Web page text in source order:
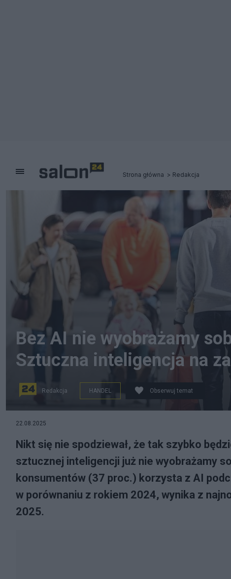
Strona główna Redakcja
Bez AI nie wyobrażamy
Sztuczna inteligencja na
Redakcja HANDEL Obserwuj temat
22.08.2025
Nikt się nie spodziewał, że tak szybko
sztucznej inteligencji już nie wyobrażamy
konsumentów (37 proc.) korzysta z AI
w porównaniu z rokiem 2024, wynika z
2025.